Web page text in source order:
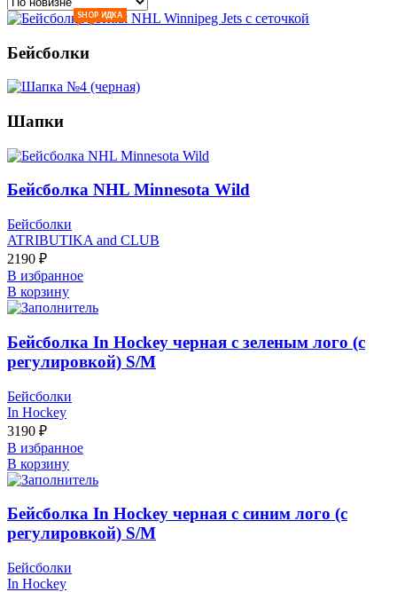
СКИДКА
Бейсболки
Шапки
Бейсболка NHL Minnesota Wild
Бейсболки
ATRIBUTIKA and CLUB
2190 ₽
В избранное
В корзину
Бейсболка In Hockey черная с зеленым лого (с
регулировкой) S/М
Бейсболки
In Hockey
3190 ₽
В избранное
В корзину
Бейсболка In Hockey черная с синим лого (с
регулировкой) S/М
Бейсболки
In Hockey
SHOP